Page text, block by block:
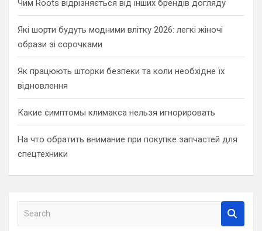
Чим Roots відрізняється від інших брендів догляду
Які шорти будуть модними влітку 2026: легкі жіночі
образи зі сорочками
Як працюють шторки безпеки та коли необхідне їх
відновлення
Какие симптомы климакса нельзя игнорировать
На что обратить внимание при покупке запчастей для
спецтехники